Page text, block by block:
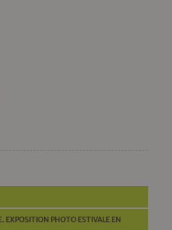
EXPOSITION PHOTO ESTIVALE EN